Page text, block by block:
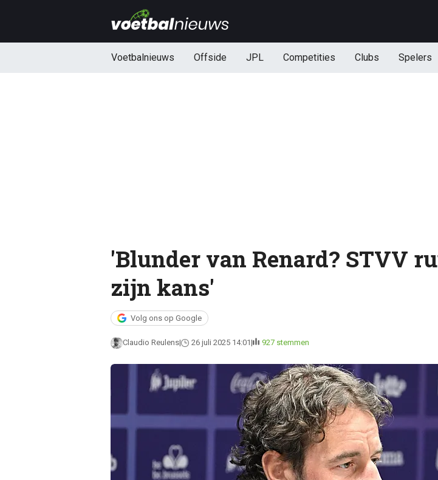
Voetbalnieuws Offside JPL Competities Clubs Spelers
'Blunder van Renard? STVV
zijn kans'
Volg ons op Google
Claudio Reulens 26 juli 2025 14:01 927 stemmen